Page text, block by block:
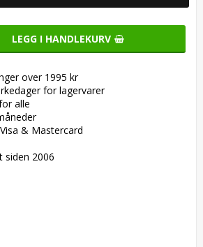
LEGG I HANDLEKURV
over 1995 kr
for lagervarer
alle
& Mastercard
siden 2006